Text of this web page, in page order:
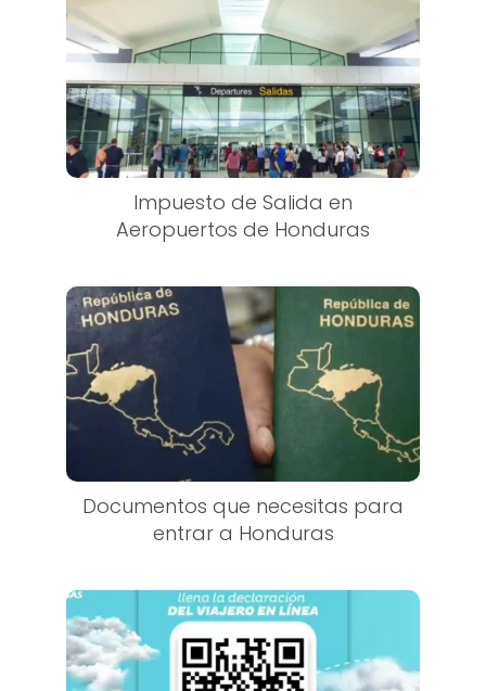
Impuesto de Salida en
Aeropuertos de Honduras
Documentos que necesitas para
entrar a Honduras